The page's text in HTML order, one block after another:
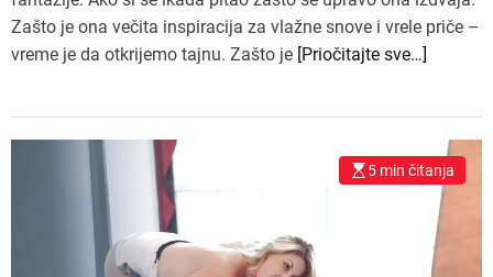
Zašto je ona večita inspiracija za vlažne snove i vrele priče –
vreme je da otkrijemo tajnu. Zašto je [Priočitajte sve…]
5 min čitanja